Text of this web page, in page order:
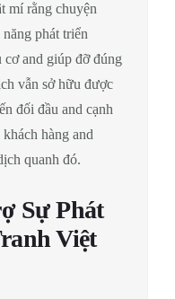
mí rằng chuyện
phát triển
and giúp đỡ đúng
vẫn sở hữu được
đối đầu and cạnh
hàng and
quanh đó.
Sự Phát
Việt